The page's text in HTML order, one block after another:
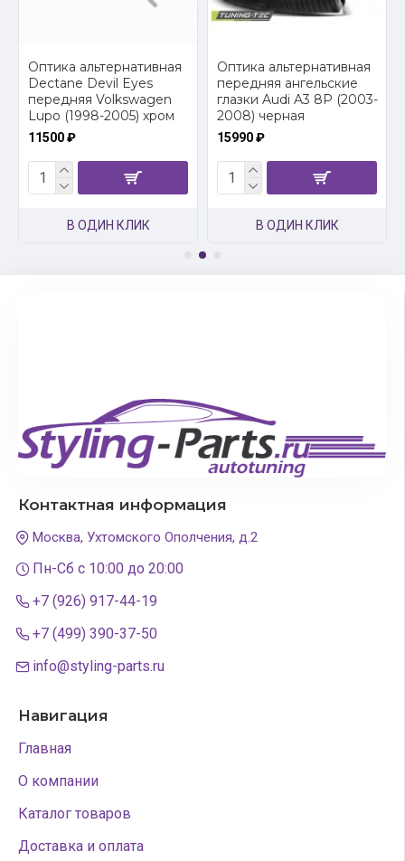
Оптика альтернативная
Dectane Devil Eyes
передняя Volkswagen
Lupo (1998-2005) хром
11500 ₽
В ОДИН КЛИК
Оптика альтернативная
передняя ангельские
глазки Audi A3 8P (2003-
2008) черная
15990 ₽
В ОДИН КЛИК
Контактная информация
Москва, Ухтомского Ополчения, д.2
Пн-Сб с 10:00 до 20:00
+7 (926) 917-44-19
+7 (499) 390-37-50
info@styling-parts.ru
Навигация
Главная
О компании
Каталог товаров
Доставка и оплата